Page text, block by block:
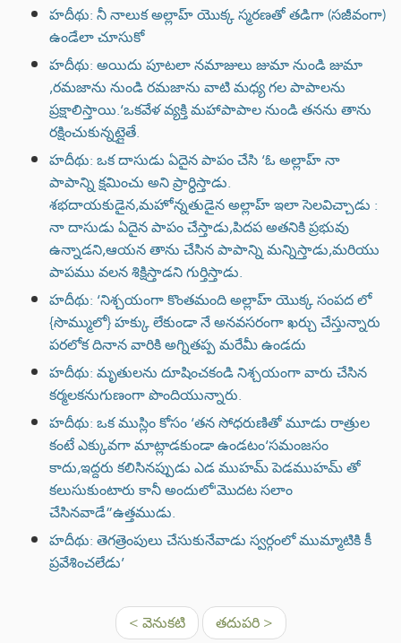
హదీథు: నీ నాలుక అల్లాహ్ యొక్క స్మరణతో తడిగా (సజీవంగా)
ఉండేలా చూసుకో
హదీథు: అయిదు పూటలా నమాజులు జుమా నుండి జుమా
,రమజాను నుండి రమజాను వాటి మధ్య గల పాపాలను
ప్రక్షాలిస్తాయి.‘ఒకవేళ వ్యక్తి మహాపాపాల నుండి తనను తాను
రక్షించుకున్నట్లైతే.
హదీథు: ఒక దాసుడు ఏదైన పాపం చేసి ‘ఓ అల్లాహ్ నా
పాపాన్ని క్షమించు అని ప్రార్ధిస్తాడు.
శభదాయకుడైన,మహోన్నతుడైన అల్లాహ్ ఇలా సెలవిచ్చాడు :
నా దాసుడు ఏదైన పాపం చేస్తాడు,పిదప అతనికి ప్రభువు
ఉన్నాడని,ఆయన తాను చేసిన పాపాన్ని మన్నిస్తాడు,మరియు
పాపము వలన శిక్షిస్తాడని గుర్తిస్తాడు.
హదీథు: ‘నిశ్చయంగా కొంతమంది అల్లాహ్ యొక్క సంపద లో
{సొమ్ములో} హక్కు లేకుండా నే అనవసరంగా ఖర్చు చేస్తున్నారు
పరలోక దినాన వారికి అగ్నితప్ప మరేమీ ఉండదు
హదీథు: మృతులను దూషించకండి నిశ్చయంగా వారు చేసిన
కర్మలకనుగుణంగా పొందియున్నారు.
హదీథు: ఒక ముస్లిం కోసం ‘తన సోధరుణితో మూడు రాత్రుల
కంటే ఎక్కువగా మాట్లాడకుండా ఉండటం‘సమంజసం
కాదు,ఇద్దరు కలిసినప్పుడు ఎడ ముహమ్ పెడముహమ్ తో
కలుసుకుంటారు కానీ అందులో'మొదట సలాం
చేసినవాడే”ఉత్తముడు.
హదీథు: తెగత్రెంపులు చేసుకునేవాడు స్వర్గంలో ముమ్మాటికి కీ
ప్రవేశించలేడు’
< వెనుకటి తదుపరి >